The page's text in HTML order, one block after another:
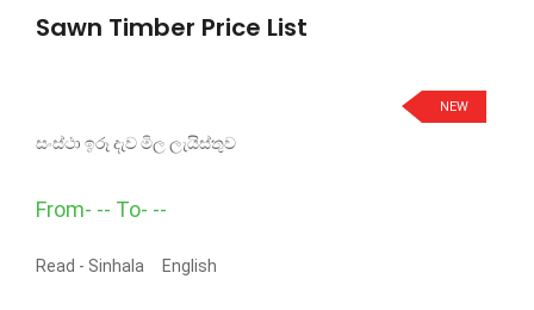
Sawn Timber Price List
NEW
සංස්ථා ඉරූ දැව මිල ලැයිස්තුව
From- -- To- --
Read - Sinhala English